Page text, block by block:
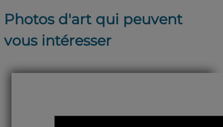
Photos d'art qui peuvent
vous intéresser